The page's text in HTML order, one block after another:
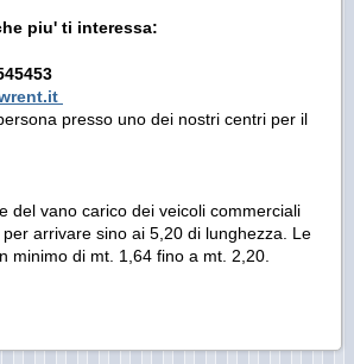
piu' ti interessa:
presso uno dei nostri centri per il
del vano carico dei veicoli commerciali
arrivare sino ai 5,20 di lunghezza. Le
minimo di mt. 1,64 fino a mt. 2,20.